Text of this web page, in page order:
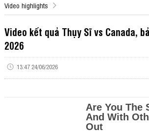
Video highlights
Video kết quả Thụy Sĩ vs Canada,
2026
13:47 24/06/2026